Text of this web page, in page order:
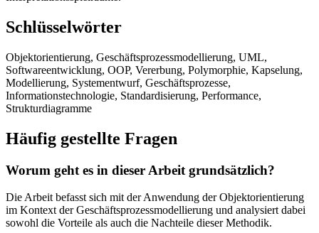
Schlüsselwörter
Objektorientierung, Geschäftsprozessmodellierung, UML,
Softwareentwicklung, OOP, Vererbung, Polymorphie, Kapselung,
Modellierung, Systementwurf, Geschäftsprozesse,
Informationstechnologie, Standardisierung, Performance,
Strukturdiagramme
Häufig gestellte Fragen
Worum geht es in dieser Arbeit grundsätzlich?
Die Arbeit befasst sich mit der Anwendung der Objektorientierung
im Kontext der Geschäftsprozessmodellierung und analysiert dabei
sowohl die Vorteile als auch die Nachteile dieser Methodik.